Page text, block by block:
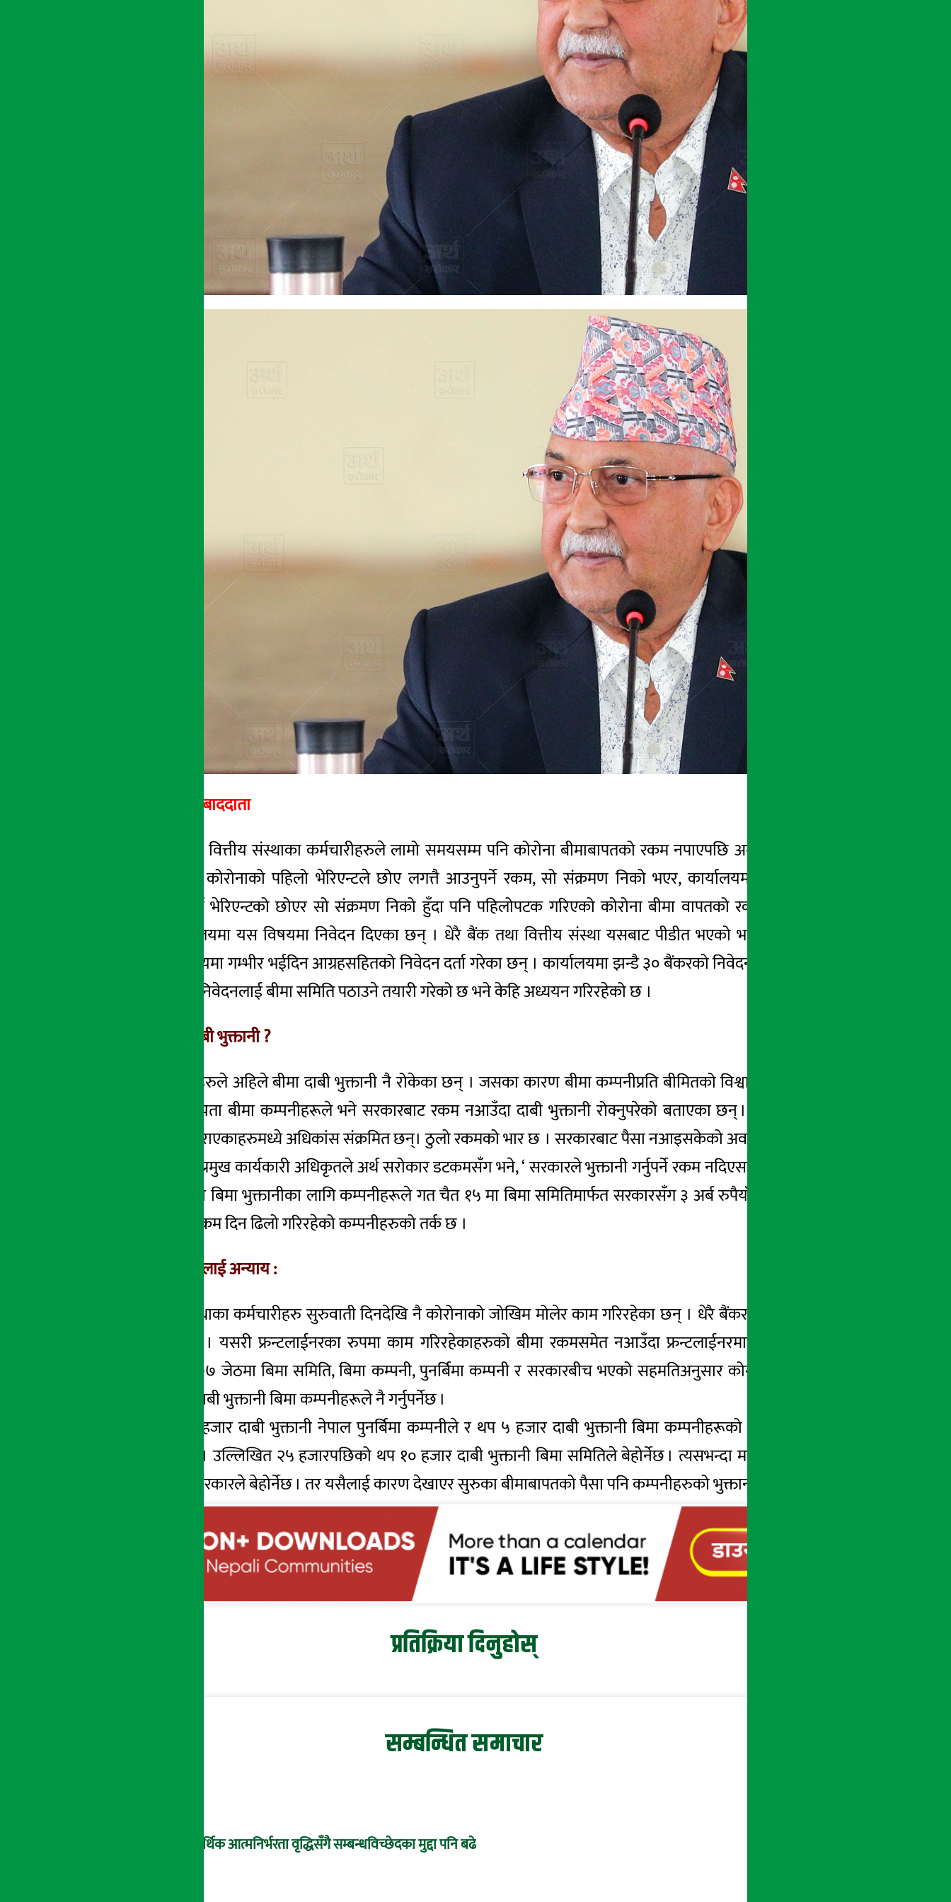
अर्थ सरोकार सम्बाददाता
काठमाडौँ । बैंक तथा वित्तीय संस्थाका कर्मचारीहरुले लामो समयसम्म पनि कोरोना बीमाबापतको रकम नपाएपछि अन्तत: प्रधानमन्त्री कार्यालयमा
गुहार मागेका छन् । कोरोनाको पहिलो भेरिएन्टले छोए लगत्तै आउनुपर्ने रकम, सो संक्रमण निको भएर, कार्यालयमा काम गर्न थालेको झन्डै ६
महिनापछि पुन: अर्को भेरिएन्टको छोएर सो संक्रमण निको हुँदा पनि पहिलोपटक गरिएको कोरोना बीमा वापतको रकम नआएको भन्दै उनीहरुले
प्रधानमन्त्रीको कार्यालयमा यस विषयमा निवेदन दिएका छन् । धेरै बैंक तथा वित्तीय संस्था यसबाट पीडीत भएको भन्दै बैंकरहरुले प्रधानमन्त्रीको
कार्यालयमा यस विषयमा गम्भीर भईदिन आग्रहसहितको निवेदन दर्ता गरेका छन् । कार्यालयमा झन्डै ३० बैंकरको निवेदन परिसकेको छ । प्रधानमन्त्री
कार्यालयले कतिपय निवेदनलाई बीमा समिति पठाउने तयारी गरेको छ भने केहि अध्ययन गरिरहेको छ ।
किन रोकियो बीमा दाबी भुक्तानी ?
विभिन्न बीमा कम्पनीहरुले अहिले बीमा दाबी भुक्तानी नै रोकेका छन् । जसका कारण बीमा कम्पनीप्रति बीमितको विश्वाससमेत गुम्दै गएको विश्लेषण
जानकारहरुको छ। यता बीमा कम्पनीहरूले भने सरकारबाट रकम नआउँदा दाबी भुक्तानी रोक्नुपरेको बताएका छन् । ‘सरकारबाट आउनुपर्ने रकम
आएको छैन । बीमा गराएकाहरुमध्ये अधिकांस संक्रमित छन्। ठुलो रकमको भार छ । सरकारबाट पैसा नआइसकेको अवस्थामा भुक्तानी गर्न गाह्रो छ। ‘
एक बीमा कम्पनीका प्रमुख कार्यकारी अधिकृतले अर्थ सरोकार डटकमसँग भने, ‘ सरकारले भुक्तानी गर्नुपर्ने रकम नदिएसम्म कम्पनीले रकम दिन सक्ने
अवस्था छैन । कोरोना बिमा भुक्तानीका लागि कम्पनीहरूले गत चैत १५ मा बिमा समितिमार्फत सरकारसँग ३ अर्ब रुपैयाँ माग गरेका छन् । सरकारले
केहि दिन भन्दाभन्दै रकम दिन ढिलो गरिरहेको कम्पनीहरुको तर्क छ ।
फ्रन्टलाईनर बैंकरहरुलाई अन्याय :
बैंक तथा वित्तीय संस्थाका कर्मचारीहरु सुरुवाती दिनदेखि नै कोरोनाको जोखिम मोलेर काम गरिरहेका छन् । धेरै बैंकरहरु कार्यालयमै काम गर्दागर्दै
संक्रमित भएका छन् । यसरी फ्रन्टलाईनरका रुपमा काम गरिरहेकाहरुको बीमा रकमसमेत नआउँदा फ्रन्टलाईनरमाथि नै अन्याय भएको दुखेसो
बैंकरहरुको छ। २०७७ जेठमा बिमा समिति, बिमा कम्पनी, पुनर्बिमा कम्पनी र सरकारबीच भएको सहमतिअनुसार कोरोना बिमामा परेका दाबीमध्ये
पहिलो १० हजारको दाबी भुक्तानी बिमा कम्पनीहरूले नै गर्नुपर्नेछ ।
त्यसपछिको थप १० हजार दाबी भुक्तानी नेपाल पुनर्बिमा कम्पनीले र थप ५ हजार दाबी भुक्तानी बिमा कम्पनीहरूको महाविपत्ति कोषबाट बेहोरिने
सहमति भएको थियो । उल्लिखित २५ हजारपछिको थप १० हजार दाबी भुक्तानी बिमा समितिले बेहोर्नेछ । त्यसभन्दा माथिको दाबी भुक्तानीबापतको
सबै दायित्व (रकम) सरकारले बेहोर्नेछ । तर यसैलाई कारण देखाएर सुरुका बीमाबापतको पैसा पनि कम्पनीहरुको भुक्तानी गरिरहेका छैनन् ।
प्रतिक्रिया दिनुहोस्
सम्बन्धित समाचार
आर्थिक आत्मनिर्भरता वृद्धिसँगै सम्बन्धविच्छेदका मुद्दा पनि बढे